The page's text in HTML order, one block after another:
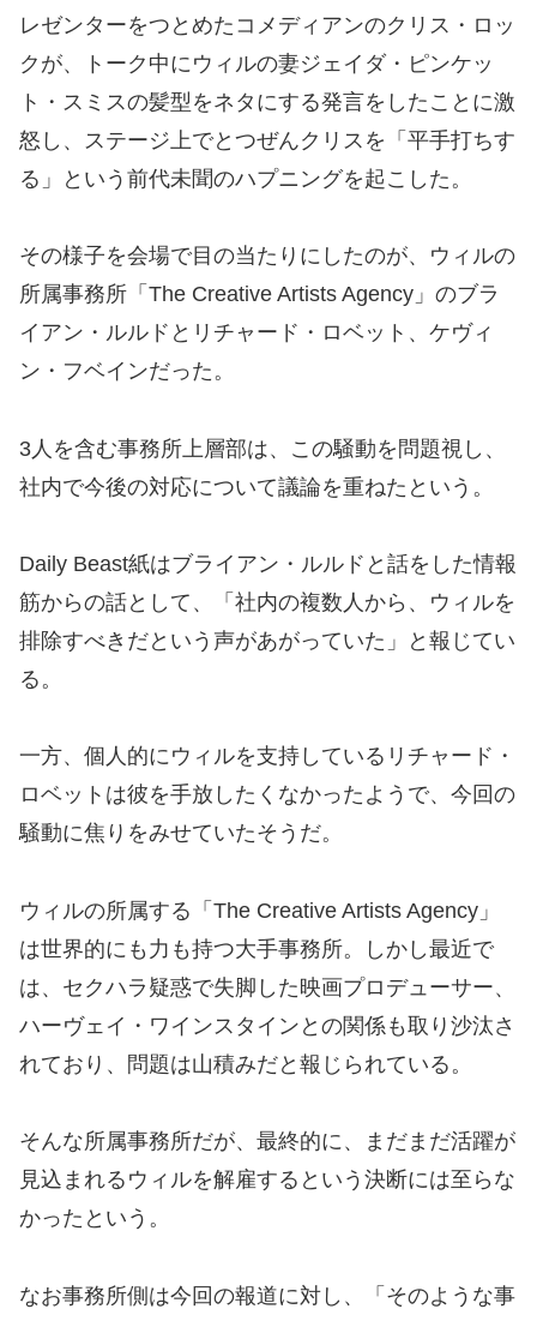
レゼンターをつとめたコメディアンのクリス・ロッ
クが、トーク中にウィルの妻ジェイダ・ピンケッ
ト・スミスの髪型をネタにする発言をしたことに激
怒し、ステージ上でとつぜんクリスを「平手打ちす
る」という前代未聞のハプニングを起こした。
その様子を会場で目の当たりにしたのが、ウィルの
所属事務所「The Creative Artists Agency」のブラ
イアン・ルルドとリチャード・ロベット、ケヴィ
ン・フベインだった。
3人を含む事務所上層部は、この騒動を問題視し、
社内で今後の対応について議論を重ねたという。
Daily Beast紙はブライアン・ルルドと話をした情報
筋からの話として、「社内の複数人から、ウィルを
排除すべきだという声があがっていた」と報じてい
る。
一方、個人的にウィルを支持しているリチャード・
ロベットは彼を手放したくなかったようで、今回の
騒動に焦りをみせていたそうだ。
ウィルの所属する「The Creative Artists Agency」
は世界的にも力も持つ大手事務所。しかし最近で
は、セクハラ疑惑で失脚した映画プロデューサー、
ハーヴェイ・ワインスタインとの関係も取り沙汰さ
れており、問題は山積みだと報じられている。
そんな所属事務所だが、最終的に、まだまだ活躍が
見込まれるウィルを解雇するという決断には至らな
かったという。
なお事務所側は今回の報道に対し、「そのような事